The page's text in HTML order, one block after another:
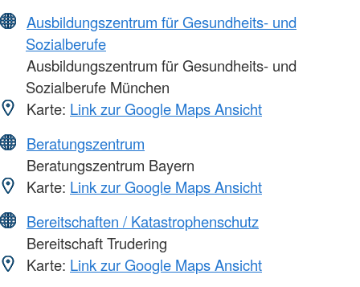
Ausbildungszentrum für Gesundheits- und
Sozialberufe
Ausbildungszentrum für Gesundheits- und
Sozialberufe München
Karte: Link zur Google Maps Ansicht
Beratungszentrum
Beratungszentrum Bayern
Karte: Link zur Google Maps Ansicht
Bereitschaften / Katastrophenschutz
Bereitschaft Trudering
Karte: Link zur Google Maps Ansicht